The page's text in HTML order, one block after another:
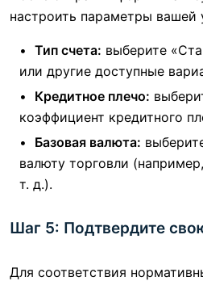
настроить параметры вашей
Тип счета: выберите
или другие доступные
Кредитное плечо:
коэффициент кредитного
Базовая валюта:
валюту торговли
т. д.).
Шаг 5: Подтвердите
Для соответствия